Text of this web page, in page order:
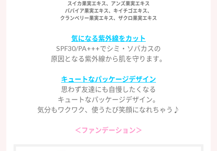
スイカ果実エキス、アンズ果実エキス
パパイア果実エキス、キイチゴエキス、
クランベリー果実エキス、ザクロ果実エキス
気になる紫外線をカット
SPF30/PA+++でシミ・ソバカスの
原因となる紫外線から肌を守ります。
キュートなパッケージデザイン
思わず友達にも自慢したくなる
キュートなパッケージデザイン。
気分もワクワク、使うたび笑顔になれちゃう♪
＜ファンデーション＞